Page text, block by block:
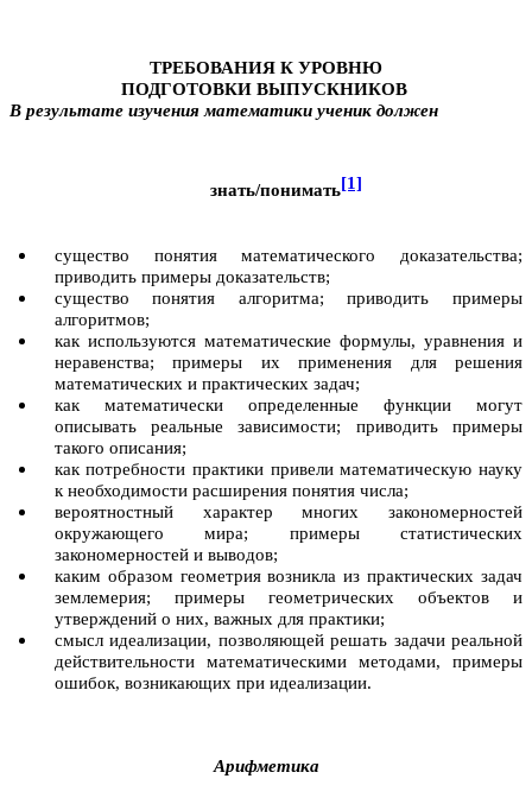
ТРЕБОВАНИЯ К УРОВНЮ
ПОДГОТОВКИВЫПУСКНИКОВ
В результате изучения математики ученик должен
знать/понимать[1]
существо понятия математического доказательства;
приводить примеры доказательств;
существо понятия алгоритма; приводить примеры
алгоритмов;
как используются математические формулы, уравнения и
неравенства; примеры их применения для решения
математических и практических задач;
как математически определенные функции могут
описывать реальные зависимости; приводить примеры
такого описания;
как потребности практики привели математическую науку
к необходимости расширения понятия числа;
вероятностный характер многих закономерностей
окружающего мира; примеры статистических
закономерностей и выводов;
каким образом геометрия возникла из практических задач
землемерия; примеры геометрических объектов и
утверждений о них, важных для практики;
смысл идеализации, позволяющей решать задачи реальной
действительности математическими методами, примеры
ошибок, возникающих при идеализации.
Арифметика